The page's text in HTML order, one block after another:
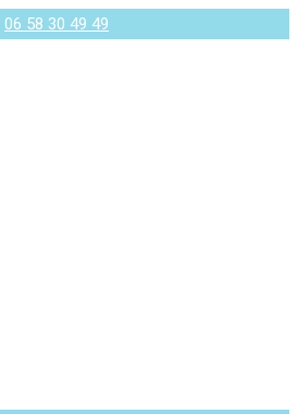
06 58 30 49 49